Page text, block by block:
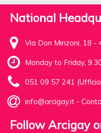
National
Via Don Minzoni, 18 -
Monday to Friday,
051 09 57 241
info@arcigay.it -
Follow Arcigay